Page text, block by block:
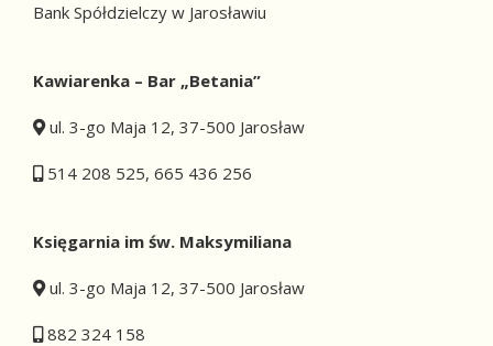
Bank Spółdzielczy w Jarosławiu
Kawiarenka – Bar „Betania”
ul. 3-go Maja 12, 37-500 Jarosław
514 208 525, 665 436 256
Księgarnia im św. Maksymiliana
ul. 3-go Maja 12, 37-500 Jarosław
882 324 158